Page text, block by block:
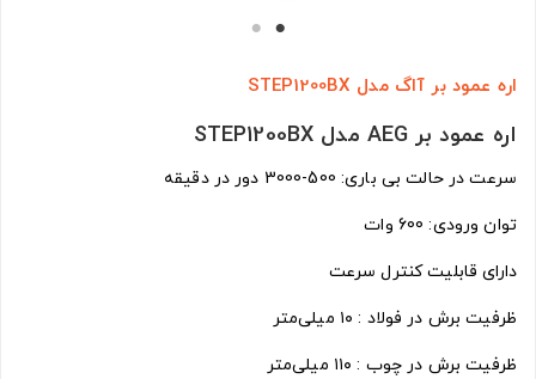
اره عمود بر آاگ مدل STEP1200BX
اره عمود بر AEG مدل STEP1200BX
سرعت در حالت بی باری: 500-3000 دور در دقیقه
توان ورودی: 600 وات
دارای قابلیت کنترل سرعت
ظرفیت برش در فولاد : ۱۰ میلی‌متر
ظرفیت برش در چوب : ۱۱۰ میلی‌متر